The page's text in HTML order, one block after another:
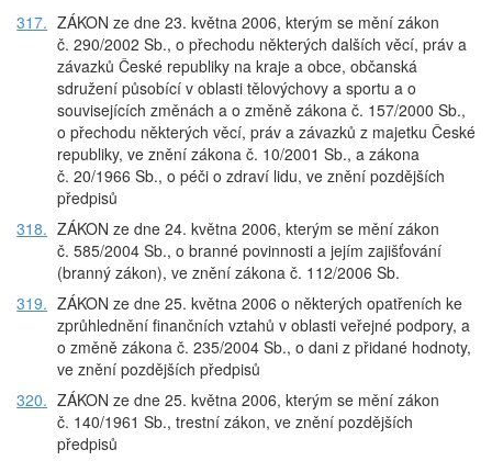
317. ZÁKON ze dne 23. května 2006, kterým se mění zákon
č. 290/2002 Sb., o přechodu některých dalších věcí, práv a
závazků České republiky na kraje a obce, občanská
sdružení působící v oblasti tělovýchovy a sportu a o
souvisejících změnách a o změně zákona č. 157/2000 Sb.,
o přechodu některých věcí, práv a závazků z majetku České
republiky, ve znění zákona č. 10/2001 Sb., a zákona
č. 20/1966 Sb., o péči o zdraví lidu, ve znění pozdějších
předpisů
318. ZÁKON ze dne 24. května 2006, kterým se mění zákon
č. 585/2004 Sb., o branné povinnosti a jejím zajišťování
(branný zákon), ve znění zákona č. 112/2006 Sb.
319. ZÁKON ze dne 25. května 2006 o některých opatřeních ke
zprůhlednění finančních vztahů v oblasti veřejné podpory, a
o změně zákona č. 235/2004 Sb., o dani z přidané hodnoty,
ve znění pozdějších předpisů
320. ZÁKON ze dne 25. května 2006, kterým se mění zákon
č. 140/1961 Sb., trestní zákon, ve znění pozdějších
předpisů